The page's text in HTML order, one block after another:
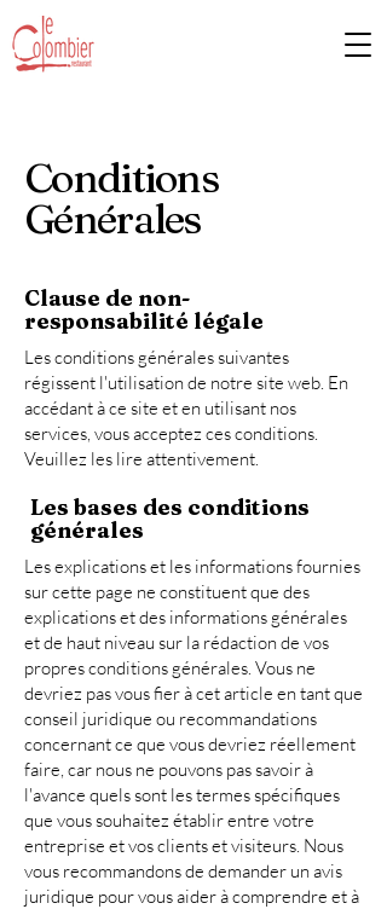
Conditions
Générales
Clause de non-
responsabilité légale
Les conditions générales suivantes
régissent l'utilisation de notre site web. En
accédant à ce site et en utilisant nos
services, vous acceptez ces conditions.
Veuillez les lire attentivement.
Les bases des conditions
générales
Les explications et les informations fournies
sur cette page ne constituent que des
explications et des informations générales
et de haut niveau sur la rédaction de vos
propres conditions générales. Vous ne
devriez pas vous fier à cet article en tant que
conseil juridique ou recommandations
concernant ce que vous devriez réellement
faire, car nous ne pouvons pas savoir à
l'avance quels sont les termes spécifiques
que vous souhaitez établir entre votre
entreprise et vos clients et visiteurs. Nous
vous recommandons de demander un avis
juridique pour vous aider à comprendre et à